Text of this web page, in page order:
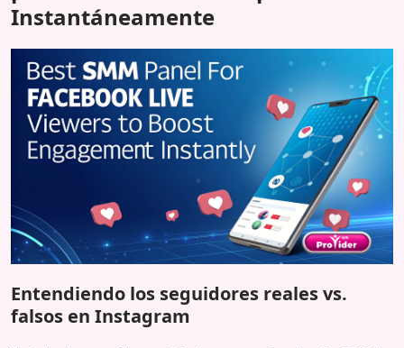
Registrarse
Servicios
API
Términos
Blog
Instantáneamente
Entendiendo los seguidores reales vs.
falsos en Instagram